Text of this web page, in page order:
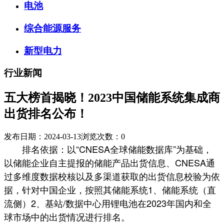
电池
综合能源服务
新型电力
行业新闻
五大榜首揭晓！2023中国储能系统集成商
出货排名公布！
发布日期：2024-03-13浏览次数： 0
排名依据：以“CNESA全球储能数据库”为基础，
以储能企业自主提报的储能产品出货信息、CNESA通
过多维度数据校核以及多渠道获取的出货信息校验为依
据，针对中国企业，按照其储能系统1、储能系统（直
流侧）2、基站/数据中心用锂电池在2023年国内和全
球市场中的出货情况进行排名。